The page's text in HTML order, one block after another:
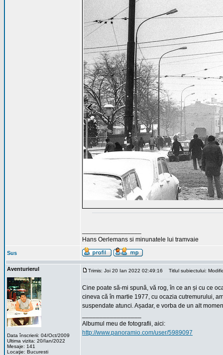
Hans Oerlemans si minunatele lui tramvaie
Sus
Aventurierul
Data înscrierii: 04/Oct/2009
Ultima vizita: 20/Ian/2022
Mesaje: 141
Locaţie: Bucuresti
Trimis: Joi 20 Ian 2022 02:49:16 Titlul subiectului:
Cine poate să-mi spună, vă rog, în ce an și cu ce
cineva că în martie 1977, cu ocazia cutremurului,
suspendate atunci. Așadar, e vorba de un alt
Albumul meu de fotografii, aici:
http://www.panoramio.com/user/5989097